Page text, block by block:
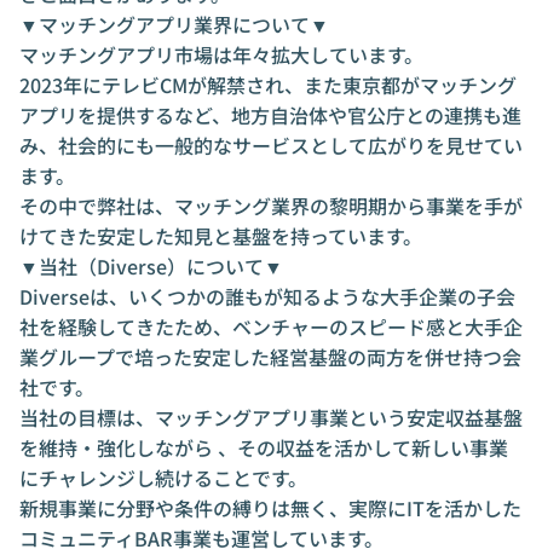
▼マッチングアプリ業界について▼
マッチングアプリ市場は年々拡大しています。
2023年にテレビCMが解禁され、また東京都がマッチング
アプリを提供するなど、地方自治体や官公庁との連携も進
み、社会的にも一般的なサービスとして広がりを見せてい
ます。
その中で弊社は、マッチング業界の黎明期から事業を手が
けてきた安定した知見と基盤を持っています。
▼当社（Diverse）について▼
Diverseは、いくつかの誰もが知るような大手企業の子会
社を経験してきたため、ベンチャーのスピード感と大手企
業グループで培った安定した経営基盤の両方を併せ持つ会
社です。
当社の目標は、マッチングアプリ事業という安定収益基盤
を維持・強化しながら 、その収益を活かして新しい事業
にチャレンジし続けることです。
新規事業に分野や条件の縛りは無く、実際にITを活かした
コミュニティBAR事業も運営しています。